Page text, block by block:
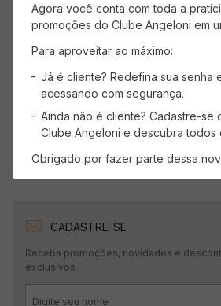
ADICIONAR AO CARRINHO
Mostrando 1 -4 de4
CADASTRE-SE
Receba promoções, novidades e
exclusivos.
Agora você conta com toda a
promoções do Clube Angeloni em
Para aproveitar ao máximo:
Já é cliente? Redefina sua senha
acessando com segurança.
Ainda não é cliente? Cadastre-se
Clube Angeloni e descubra todos
Obrigado por fazer parte dessa